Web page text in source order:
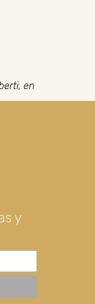
en
y